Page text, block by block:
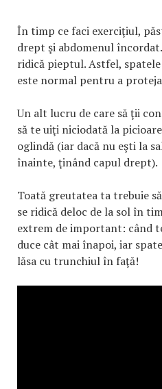
În timp ce faci exerciţiul,
drept şi abdomenul
ridică pieptul. Astfel,
este normal pentru a
Un alt lucru de care să ţii
să te uiţi niciodată la
oglindă (iar dacă nu eşti la
înainte, ţinând capul drept).
Toată greutatea ta trebuie
se ridică deloc de la sol în
extrem de important: când
duce cât mai înapoi, iar
lăsa cu trunchiul în faţă!